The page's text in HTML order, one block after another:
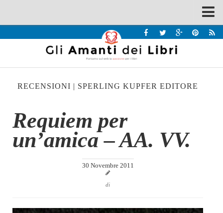
Recensioni
Interviste & Incontri
Bandi
Chi siamo
Contatti
RECENSIONI | SPERLING KUPFER EDITORE
Requiem per
un’amica – AA. VV.
30 Novembre 2011
di